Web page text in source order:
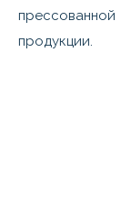
прессованной
продукции.